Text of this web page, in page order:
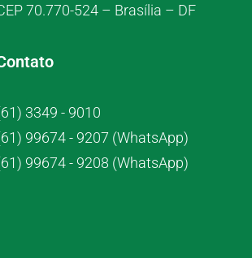
70.770-524 – Brasília – DF
3349 - 9010
99674 - 9207 (WhatsApp)
99674 - 9208 (WhatsApp)